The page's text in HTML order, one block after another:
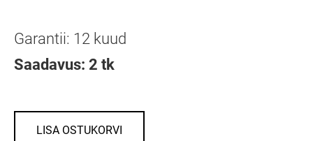
Garantii: 12 kuud
Saadavus: 2 tk
LISA OSTUKORVI